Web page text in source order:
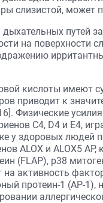
слизистой, может
путей
на поверхности
кислоты имеют
приводит к
Физические
С4, D4 и E4,
у здоровых людей
ALOX и ALOX5
(FLAP), p38
на активность
протеин-1 (AP-1),